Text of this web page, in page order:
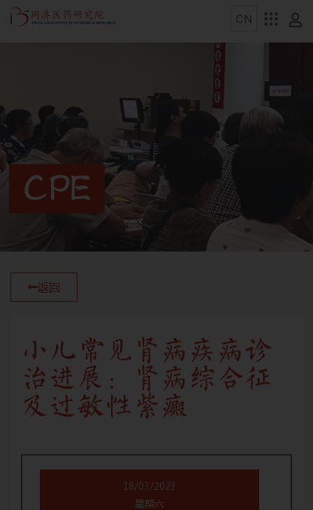
CPE
返回
小儿常见肾病疾病诊
治进展：肾病综合征
及过敏性紫癜
18/03/2023
星期六